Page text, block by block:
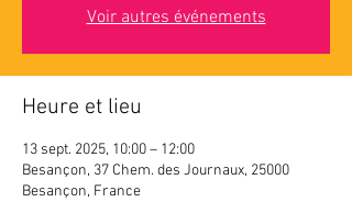
Voir autres événements
Heure et lieu
13 sept. 2025, 10:00 – 12:00
Besançon, 37 Chem. des Journaux, 25000
Besançon, France